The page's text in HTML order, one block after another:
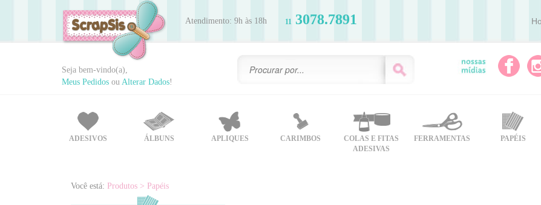
Atendimento: 9h às 18h 11 3078.7891
Seja bem-vindo(a),
Meus Pedidos ou Alterar Dados!
ADESIVOS ÁLBUNS APLIQUES CARIMBOS
COLAS E FITAS
ADESIVAS
FERRAMENTAS PAPÉIS
Você está: Produtos > Papéis